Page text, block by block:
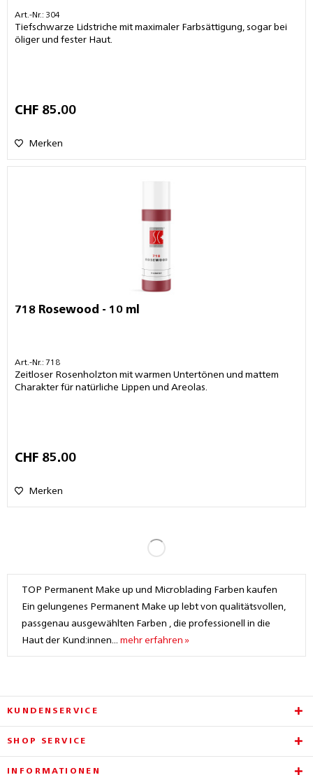
Art.-Nr.: 304
Tiefschwarze Lidstriche mit maximaler Farbsättigung, sogar bei
öliger und fester Haut.
CHF 85.00
Merken
718 Rosewood - 10 ml
Art.-Nr.: 718
Zeitloser Rosenholzton mit warmen Untertönen und mattem
Charakter für natürliche Lippen und Areolas.
CHF 85.00
Merken
TOP Permanent Make up und Microblading Farben kaufen
Ein gelungenes Permanent Make up lebt von qualitätsvollen,
passgenau ausgewählten Farben , die professionell in die
Haut der Kund:innen... mehr erfahren »
KUNDENSERVICE
SHOP SERVICE
INFORMATIONEN